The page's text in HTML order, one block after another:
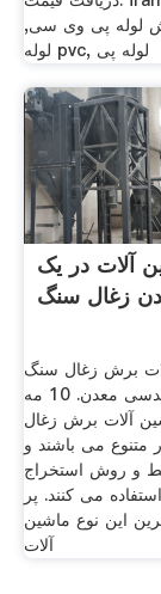
لوله پی وی سی,
لوله pvc, لوله پی
آلات در یک
زغال سنگ
برش زغال سنگ
سایت مهندسی معدن. 10 مه
ماشین آلات برش زغال
متنوع می باشند و
و روش استخراج
می کنند. پر
این نوع ماشین
آلات